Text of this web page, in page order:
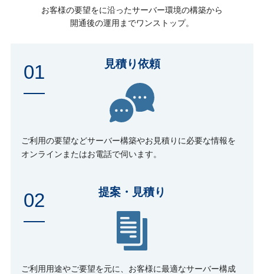
お客様の要望をに沿ったサーバー環境の構築から
開通後の運用までワンストップ。
01 見積り依頼
ご利用の要望などサーバー構築やお見積りに必要な情報を
オンラインまたはお電話で伺います。
02 提案・見積り
ご利用用途やご要望を元に、お客様に最適なサーバー構成